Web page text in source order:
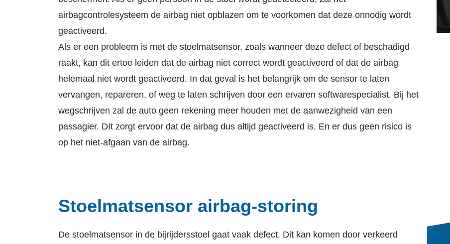
airbagcontrolesysteem de airbag niet opblazen om te voorkomen dat deze onnodig wordt
geactiveerd.
Als er een probleem is met de stoelmatsensor, zoals wanneer deze defect of beschadigd
raakt, kan dit ertoe leiden dat de airbag niet correct wordt geactiveerd of dat de airbag
helemaal niet wordt geactiveerd. In dat geval is het belangrijk om de sensor te laten
vervangen, repareren, of weg te laten schrijven door een ervaren softwarespecialist. Bij het
wegschrijven zal de auto geen rekening meer houden met de aanwezigheid van een
passagier. DIt zorgt ervoor dat de airbag dus altijd geactiveerd is. En er dus geen risico is
op het niet-afgaan van de airbag.
Stoelmatsensor airbag-storing
De stoelmatsensor in de bijrijdersstoel gaat vaak defect. Dit kan komen door verkeerd